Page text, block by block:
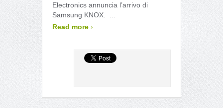
Electronics annuncia l’arrivo di
Samsung KNOX. ...
Read more ›